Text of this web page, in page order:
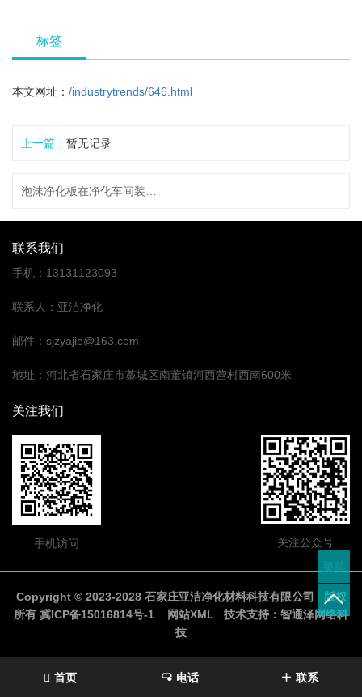
标签
本文网址： /industrytrends/646.html
上一篇： 暂无记录
联系我们
手机 ： 13131123093
联系人 ： 亚洁净化
邮件 ： sjzyajie@163.com
地址 ： 河北省石家庄市藁城区南董镇河西营村西南600米
关注我们
手机访问 关注公众号
Copyright © 2023-2028 石家庄亚洁净化材料科技有限公司 版权
所有 冀ICP备15016814号-1 网站XML 技术支持： 智通泽网络科
技
首页 电话 联系